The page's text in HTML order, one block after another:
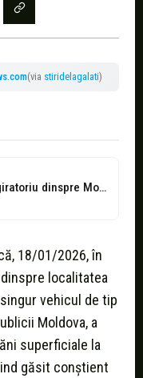
(via stiridelagalati)
Autotren răsturnat în sensul giratoriu dinspre Movileni, șoferul a scăpat cu răni...
18/01/2026, în
localitatea
vehicul de tip
Moldova, a
superficiale la
găsit conștient